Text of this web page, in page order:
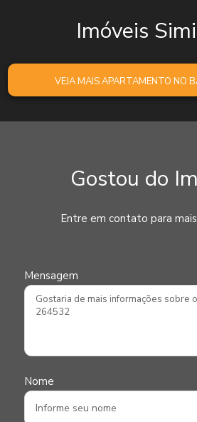
Imóveis
VEJA MAIS APARTAMENTO NO
Gostou do
Entre em contato para
Mensagem
Nome